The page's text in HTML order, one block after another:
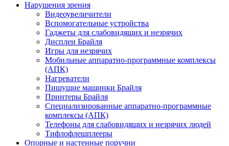
Нарушения зрения
Видеоувеличители
Вспомогательные устройства
Гаджеты для слабовидящих и незрячих
Дисплеи Брайля
Игры для незрячих
Мобильные аппаратно-программные комплексы
(АПК)
Нагреватели
Пишущие машинки Брайля
Принтеры Брайля
Специализированные аппаратно-программные
комплексы (АПК)
Телефоны для слабовидящих и незрячих людей
Тифлофлешплееры
Опорные и настенные поручни